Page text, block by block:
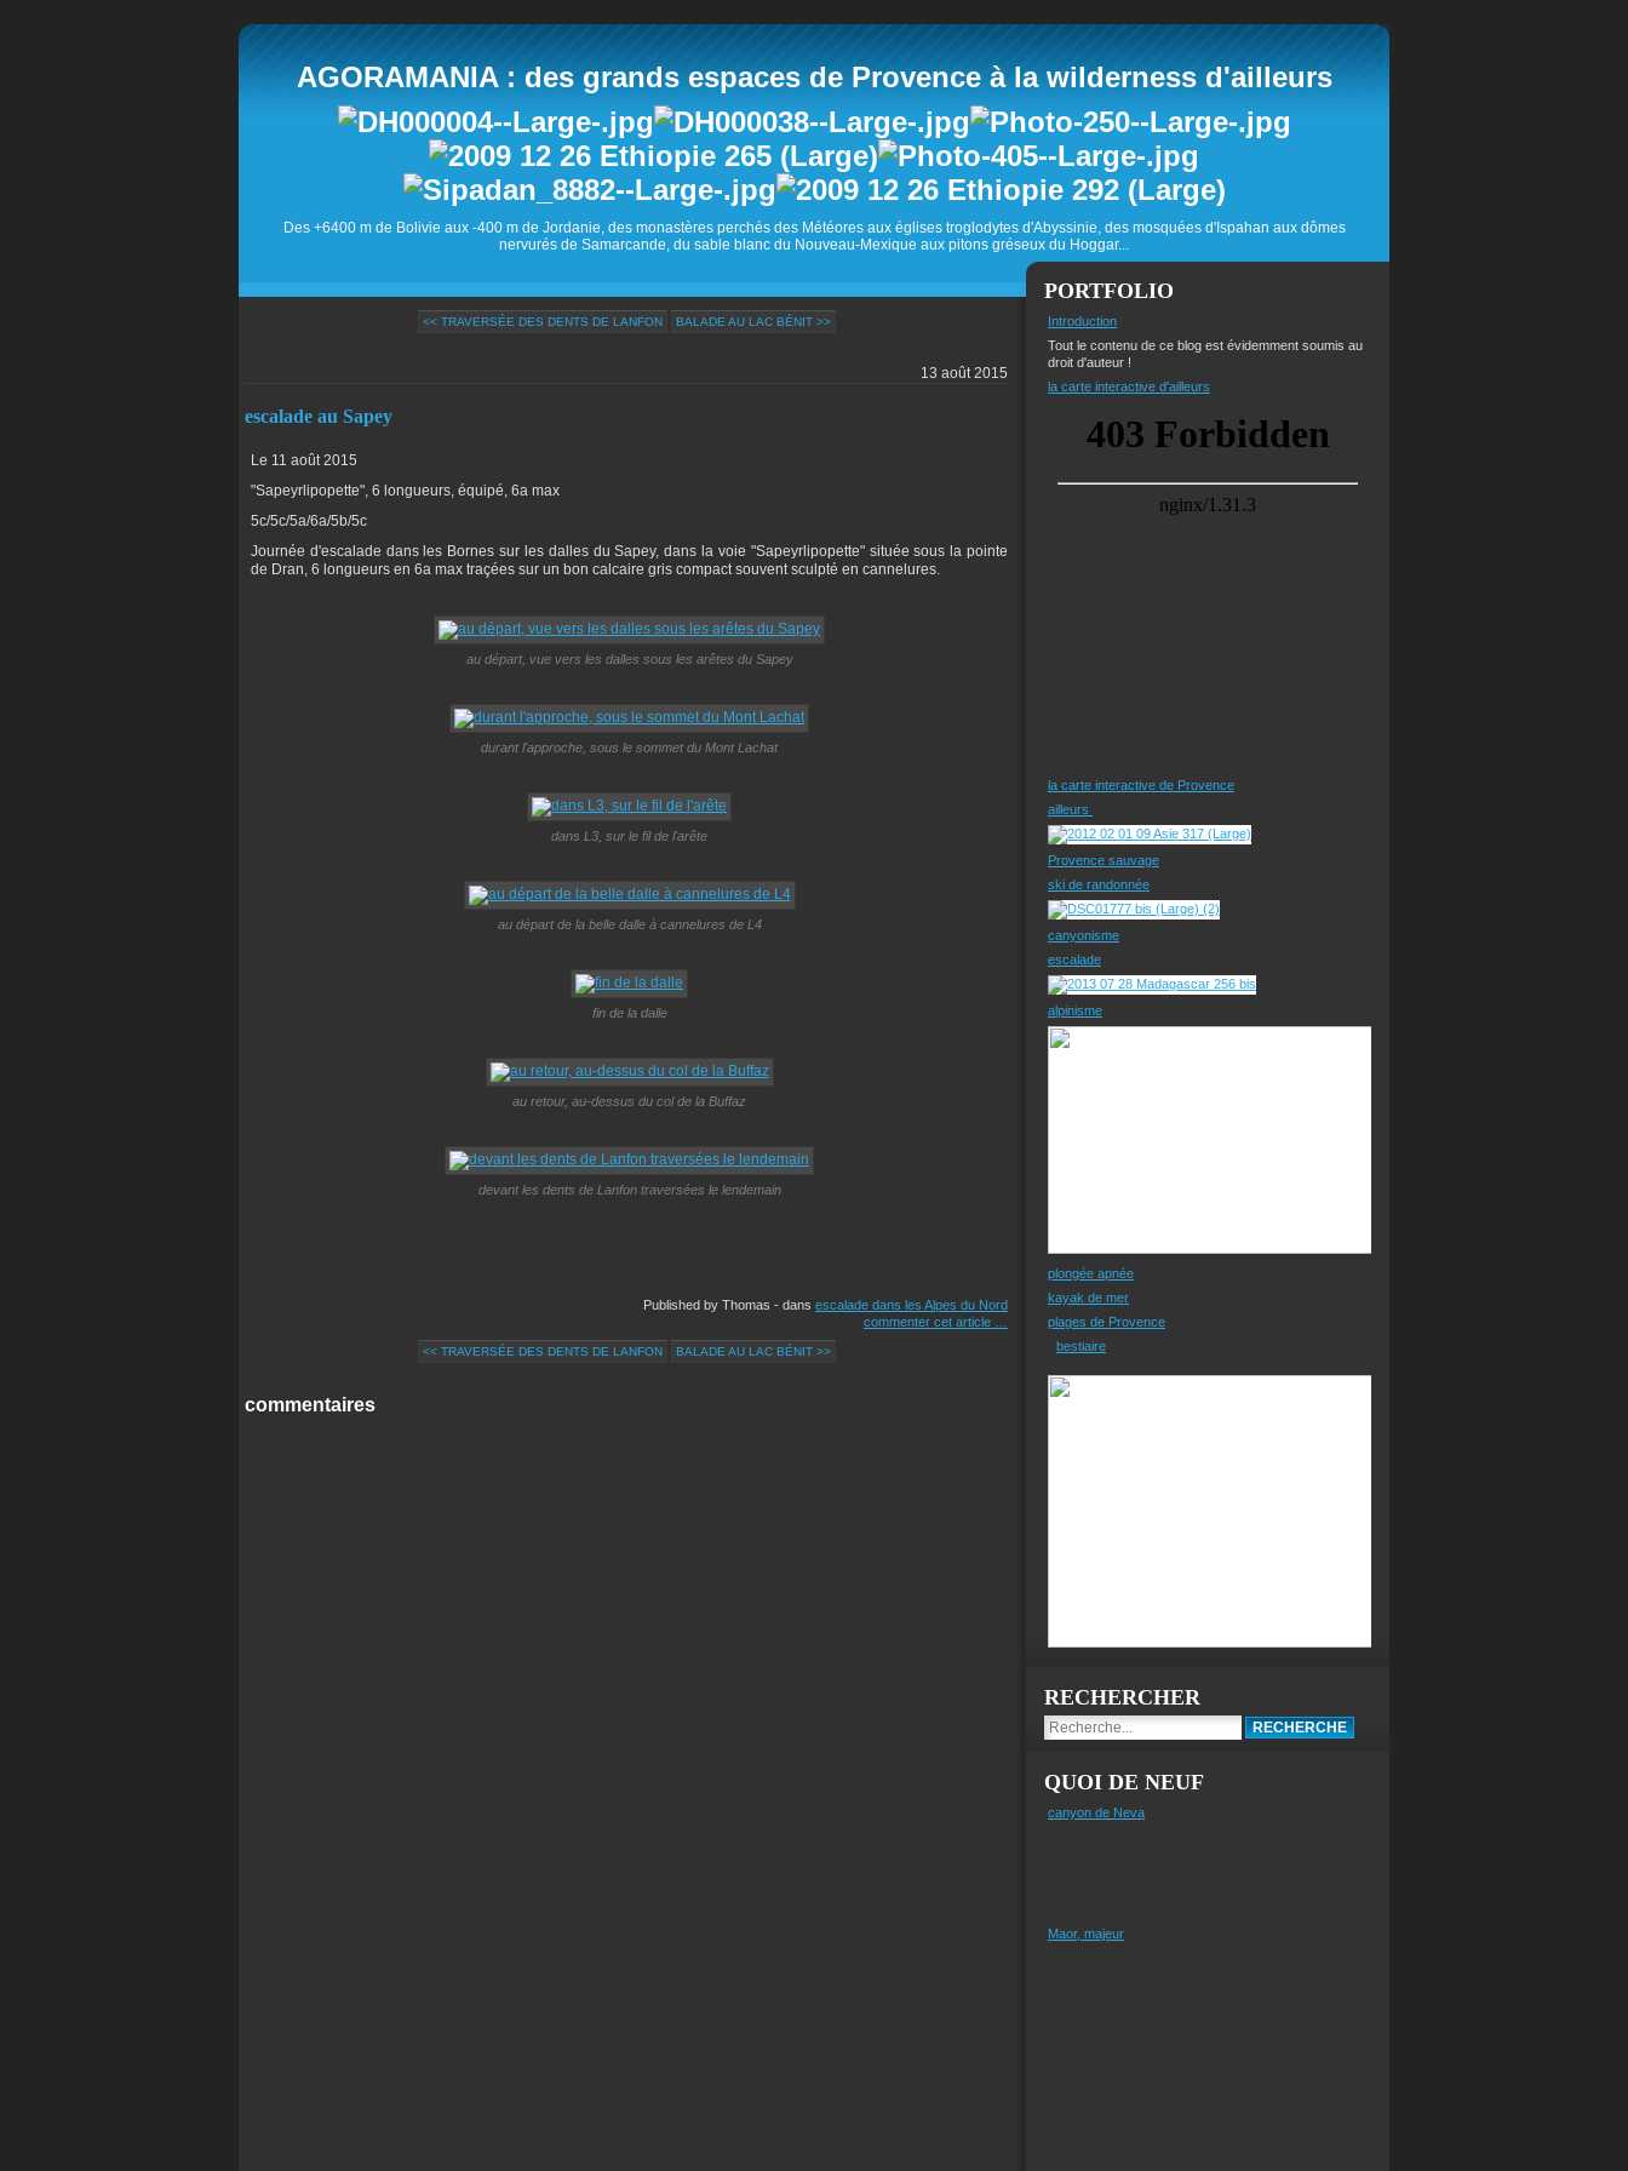
AGORAMANIA : des grands espaces de Provence à la wilderness d'ailleurs
Des +6400 m de Bolivie aux -400 m de Jordanie, des monastères perchés des Météores aux églises troglodytes d'Abyssinie, des mosquées d'Ispahan aux dômes
nervurés de Samarcande, du sable blanc du Nouveau-Mexique aux pitons gréseux du Hoggar...
<< TRAVERSÉE DES DENTS DE LANFON BALADE AU LAC BÉNIT >>
13 août 2015
escalade au Sapey
Le 11 août 2015
"Sapeyrlipopette", 6 longueurs, équipé, 6a max
5c/5c/5a/6a/5b/5c
Journée d'escalade dans les Bornes sur les dalles du Sapey, dans la voie "Sapeyrlipopette" située sous la pointe
de Dran, 6 longueurs en 6a max traçées sur un bon calcaire gris compact souvent sculpté en cannelures.
au départ, vue vers les dalles sous les arêtes du Sapey
durant l'approche, sous le sommet du Mont Lachat
dans L3, sur le fil de l'arête
au départ de la belle dalle à cannelures de L4
fin de la dalle
au retour, au-dessus du col de la Buffaz
devant les dents de Lanfon traversées le lendemain
Published by Thomas - dans escalade dans les Alpes du Nord
commenter cet article
<< TRAVERSÉE DES DENTS DE LANFON BALADE AU LAC BÉNIT >>
commentaires
PORTFOLIO
Introduction
Tout le contenu de ce blog est évidemment soumis au
droit d'auteur !
la carte interactive d'ailleurs
la carte interactive de Provence
ailleurs
Provence sauvage
ski de randonnée
canyonisme
escalade
alpinisme
plongée apnée
kayak de mer
plages de Provence
bestiaire
RECHERCHER
QUOI DE NEUF
canyon de Neva
Maor, majeur